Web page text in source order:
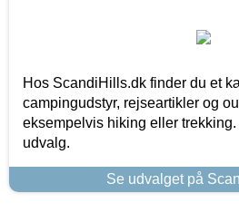
Hos ScandiHills.dk finder du et
campingudstyr, rejseartikler og
eksempelvis hiking eller
udvalg.
Se udvalget på